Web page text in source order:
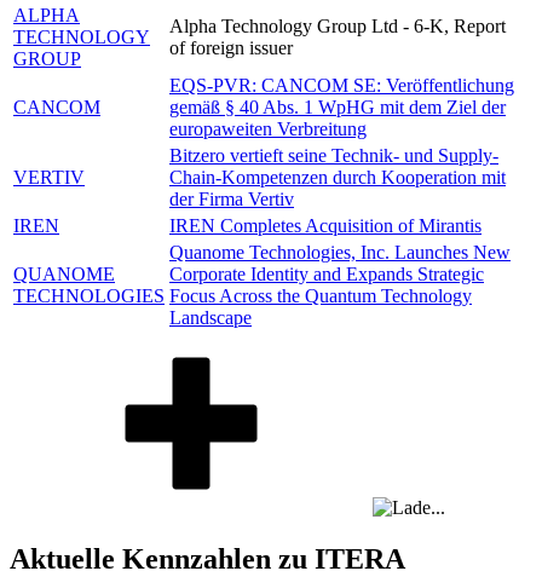
ALPHA
TECHNOLOGY
GROUP
Alpha Technology Group Ltd - 6-K, Report
of foreign issuer
CANCOM
EQS-PVR: CANCOM SE: Veröffentlichung
gemäß § 40 Abs. 1 WpHG mit dem Ziel der
europaweiten Verbreitung
VERTIV
Bitzero vertieft seine Technik- und Supply-
Chain-Kompetenzen durch Kooperation mit
der Firma Vertiv
IREN
IREN Completes Acquisition of Mirantis
QUANOME
TECHNOLOGIES
Quanome Technologies, Inc. Launches New
Corporate Identity and Expands Strategic
Focus Across the Quantum Technology
Landscape
Aktuelle Kennzahlen zu ITERA